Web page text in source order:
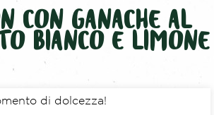
CON GANACHE AL
BIANCO E LIMONE
di dolcezza!